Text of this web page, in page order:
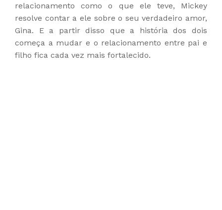
relacionamento como o que ele teve, Mickey
resolve contar a ele sobre o seu verdadeiro amor,
Gina. E a partir disso que a história dos dois
começa a mudar e o relacionamento entre pai e
filho fica cada vez mais fortalecido.